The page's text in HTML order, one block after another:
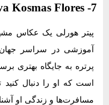
7- Eva Kosmas Flores
پیتر هورلی یک عکاس
آموزشی در سراسر
پرتره به جایگاه بهتری
است که او را دنبال
مسافرت‌ها و زندگی او